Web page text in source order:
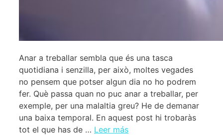
Anar a treballar sembla que és una tasca
quotidiana i senzilla, per això, moltes vegades
no pensem que potser algun dia no ho podrem
fer. Què passa quan no puc anar a treballar, per
exemple, per una malaltia greu? He de demanar
una baixa temporal. En aquest post hi trobaràs
tot el que has de … Leer más